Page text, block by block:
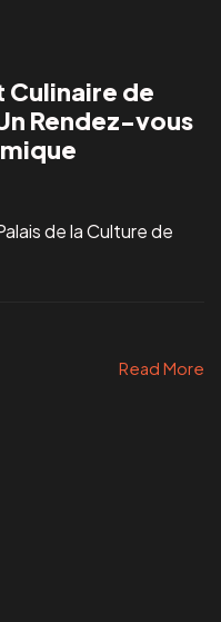
Culinaire de
Rendez-vous
de la Culture de
Read More